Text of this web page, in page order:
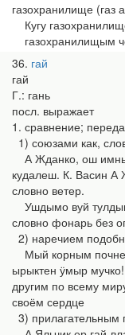
газохранилище (газ
Кугу
газохранилищым
36 гай
гай
Г.: гань
посл. выражает
1. сравнение;
1) союзами как,
А Жданко, ош
кудалеш. К. Васин А
словно ветер.
Ушдымо вуй
словно фонарь без
2) наречием
Мый корным
ырыктен ӱмыр
другим по всему
своём сердце
3)